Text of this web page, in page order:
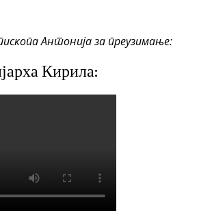
Антонија за преузимање:
Кирила: